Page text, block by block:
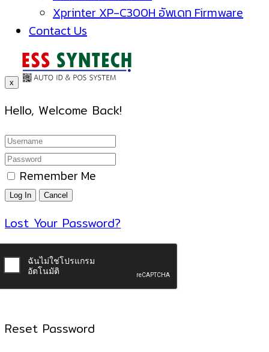
Xprinter XP-C300H อัพเดท Firmware
Contact Us
x
Hello, Welcome Back!
Remember Me
Lost Your Password?
Reset Password